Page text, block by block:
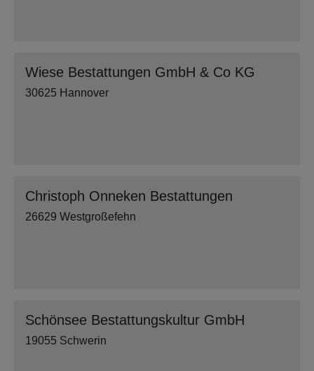
Wiese Bestattungen GmbH & Co KG
30625 Hannover
Christoph Onneken Bestattungen
26629 Westgroßefehn
Schönsee Bestattungskultur GmbH
19055 Schwerin